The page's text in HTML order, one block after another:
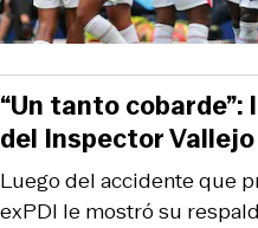
Luego del accidente que
exPDI le mostró su
“Un tanto
del Inspector